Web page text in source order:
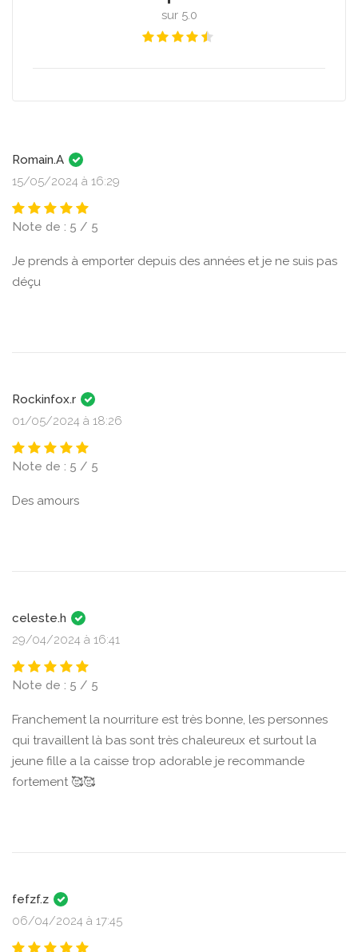
sur 5.0
Romain.A
15/05/2024 à 16:29
Note de : 5 / 5
Je prends à emporter depuis des années et je ne suis pas
déçu
Rockinfox.r
01/05/2024 à 18:26
Note de : 5 / 5
Des amours
celeste.h
29/04/2024 à 16:41
Note de : 5 / 5
Franchement la nourriture est très bonne, les personnes
qui travaillent là bas sont très chaleureux et surtout la
jeune fille a la caisse trop adorable je recommande
fortement 🥰🥰
fefzf.z
06/04/2024 à 17:45